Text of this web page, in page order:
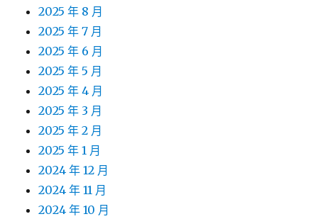
2025 年 8 月
2025 年 7 月
2025 年 6 月
2025 年 5 月
2025 年 4 月
2025 年 3 月
2025 年 2 月
2025 年 1 月
2024 年 12 月
2024 年 11 月
2024 年 10 月